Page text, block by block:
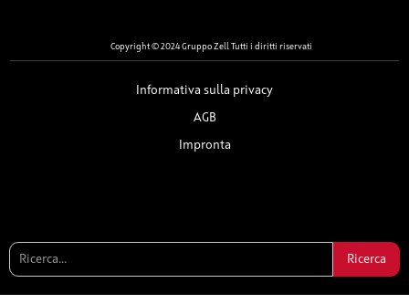
Copyright © 2024 Gruppo Zell Tutti i diritti riservati
Informativa sulla privacy
AGB
Impronta